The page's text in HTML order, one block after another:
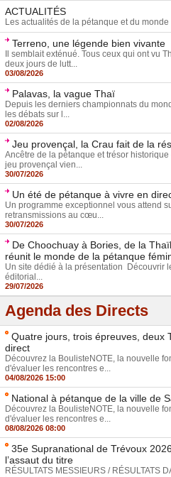
ACTUALITÉS
Les actualités de la pétanque et du monde
Terreno, une légende bien vivante
Il semblait exténué. Tous ceux qui ont vu
deux jours de lutt...
03/08/2026
Palavas, la vague Thaï
Depuis les derniers championnats du
les débats sur l...
02/08/2026
Jeu provençal, la Crau fait de la
Ancêtre de la pétanque et trésor
jeu provençal vien...
30/07/2026
Un été de pétanque à vivre en
Un programme exceptionnel vous attend
retransmissions au cœu...
30/07/2026
De Choochuay à Bories, de la
réunit le monde de la pétanque
Un site dédié à la présentation Découvrir
éditorial...
29/07/2026
Agenda des Directs
Quatre jours, trois épreuves, deux
direct
Découvrez la BoulisteNOTE, la nouvelle
d'évaluer les rencontres e...
04/08/2026 15:00
National à pétanque de la ville de
Découvrez la BoulisteNOTE, la nouvelle
d'évaluer les rencontres e...
08/08/2026 08:00
35e Supranational de Trévoux
l’assaut du titre
RÉSULTATS MESSIEURS / RÉSULTATS